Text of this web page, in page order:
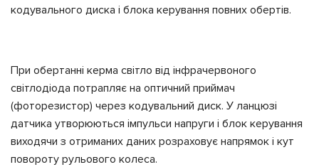
кодувального диска і блока керування повних обертів.
При обертанні керма світло від інфрачервоного
світлодіода потрапляє на оптичний приймач
(фоторезистор) через кодувальний диск. У ланцюзі
датчика утворюються імпульси напруги і блок керування
виходячи з отриманих даних розраховує напрямок і кут
повороту рульового колеса.